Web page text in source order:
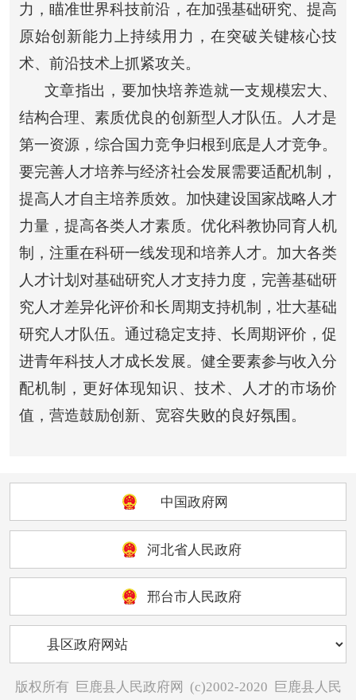
力，瞄准世界科技前沿，在加强基础研究、提高
原始创新能力上持续用力，在突破关键核心技
术、前沿技术上抓紧攻关。
文章指出，要加快培养造就一支规模宏大、
结构合理、素质优良的创新型人才队伍。人才是
第一资源，综合国力竞争归根到底是人才竞争。
要完善人才培养与经济社会发展需要适配机制，
提高人才自主培养质效。加快建设国家战略人才
力量，提高各类人才素质。优化科教协同育人机
制，注重在科研一线发现和培养人才。加大各类
人才计划对基础研究人才支持力度，完善基础研
究人才差异化评价和长周期支持机制，壮大基础
研究人才队伍。通过稳定支持、长周期评价，促
进青年科技人才成长发展。健全要素参与收入分
配机制，更好体现知识、技术、人才的市场价
值，营造鼓励创新、宽容失败的良好氛围。
中国政府网
河北省人民政府
邢台市人民政府
版权所有 巨鹿县人民政府网 (c)2002-2020 巨鹿县人民